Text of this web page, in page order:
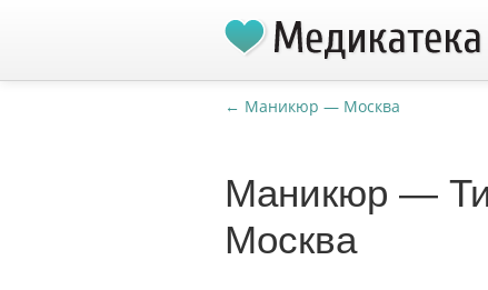
← Маникюр — Москва
Маникюр —
Москва